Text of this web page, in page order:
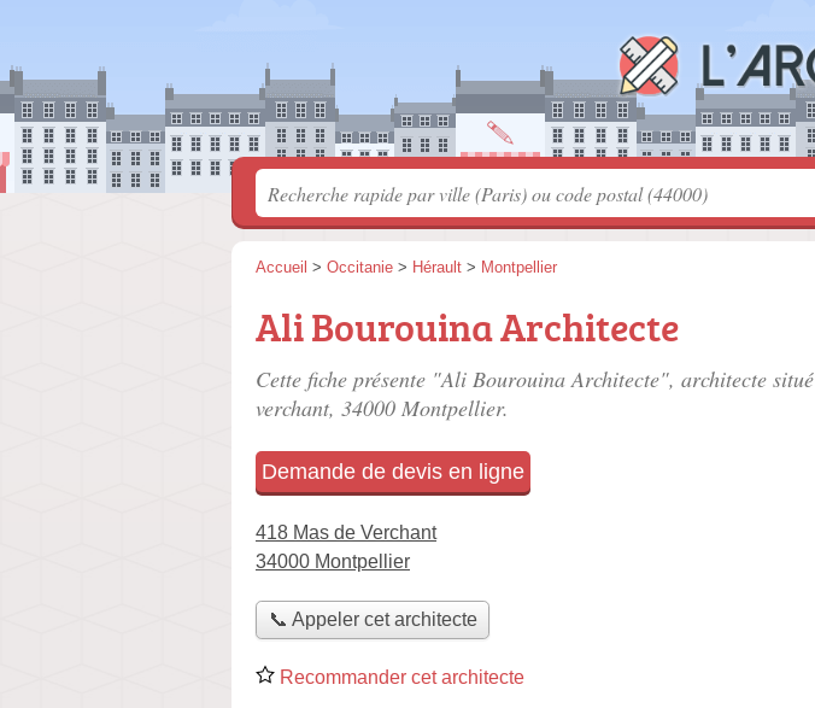
Accueil > Occitanie > Hérault > Montpellier
Ali Bourouina Architecte
Cette fiche présente "Ali Bourouina Architecte", architecte situé
verchant, 34000 Montpellier.
Demande de devis en ligne
418 Mas de Verchant
34000 Montpellier
📞 Appeler cet architecte
Recommander cet architecte